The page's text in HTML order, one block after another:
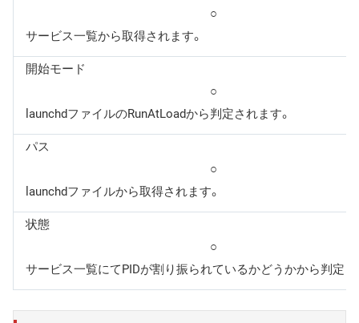
○
サービス一覧から取得されます。
開始モード
○
launchdファイルのRunAtLoadから判定されます。
パス
○
launchdファイルから取得されます。
状態
○
サービス一覧にてPIDが割り振られているかどうかから判定さ